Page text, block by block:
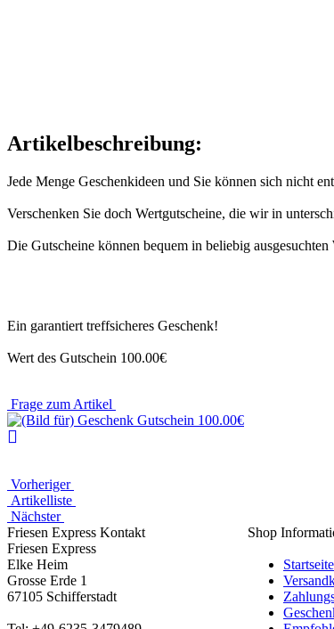
Artikelbeschreibung:
Jede Menge Geschenkideen und Sie können sich nicht
Verschenken Sie doch Wertgutscheine, die wir in
Die Gutscheine können bequem in beliebig ausgesuchten
Ein garantiert treffsicheres Geschenk!
Wert des Gutschein 100.00€
Frage zum Artikel
Vorheriger
Artikelliste
Nächster
Friesen Express Kontakt
Shop
Friesen Express
Elke Heim
Grosse Erde 1
67105 Schifferstadt
Startseite